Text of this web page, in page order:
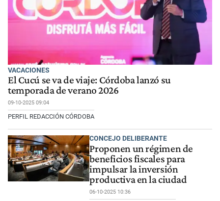
VACACIONES
El Cucú se va de viaje: Córdoba lanzó su
temporada de verano 2026
09-10-2025 09:04
PERFIL REDACCIÓN CÓRDOBA
CONCEJO DELIBERANTE
Proponen un régimen de
beneficios fiscales para
impulsar la inversión
productiva en la ciudad
06-10-2025 10:36